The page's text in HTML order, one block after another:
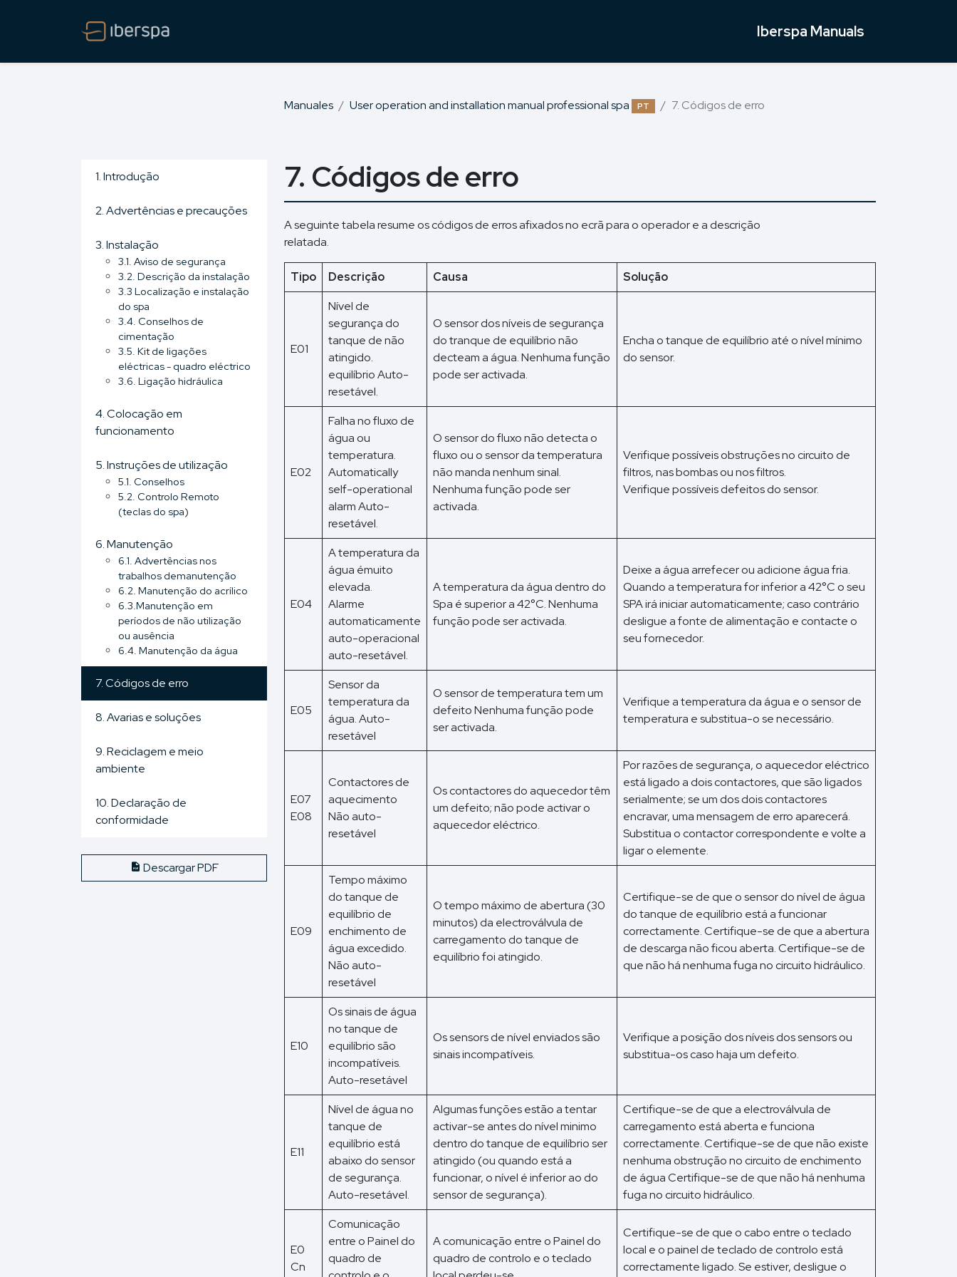
Iberspa Manuals
Manuales User operation and installation manual professional spa PT 7. Códigos de erro
1. Introdução
2. Advertências e precauções
3. Instalação
3.1. Aviso de segurança
3.2. Descrição da instalação
3.3 Localização e instalação
do spa
3.4. Conselhos de
cimentação
3.5. Kit de ligações
eléctricas - quadro eléctrico
3.6. Ligação hidráulica
4. Colocação em
funcionamento
5. Instruções de utilização
5.1. Conselhos
5.2. Controlo Remoto
(teclas do spa)
6. Manutenção
6.1. Advertências nos
trabalhos demanutenção
6.2. Manutenção do acrílico
6.3.Manutenção em
períodos de não utilização
ou ausência
6.4. Manutenção da água
7. Códigos de erro
8. Avarias e soluções
9. Reciclagem e meio
ambiente
10. Declaração de
conformidade
Descargar PDF
7. Códigos de erro
A seguinte tabela resume os códigos de erros afixados no ecrã para o operador e a descrição
relatada.
Tipo Descrição Causa Solução
E01
Nível de
segurança do
tanque de não
atingido.
equilíbrio Auto-
resetável.
O sensor dos níveis de segurança
do tranque de equilíbrio não
decteam a água. Nenhuma função
pode ser activada.
Encha o tanque de equilíbrio até o nível mínimo
do sensor.
E02
Falha no fluxo de
água ou
temperatura.
Automatically
self-operational
alarm Auto-
resetável.
O sensor do fluxo não detecta o
fluxo ou o sensor da temperatura
não manda nenhum sinal.
Nenhuma função pode ser
activada.
Verifique possíveis obstruções no circuito de
filtros, nas bombas ou nos filtros.
Verifique possíveis defeitos do sensor.
E04
A temperatura da
água émuito
elevada.
Alarme
automaticamente
auto-operacional
auto-resetável.
A temperatura da água dentro do
Spa é superior a 42°C. Nenhuma
função pode ser activada.
Deixe a água arrefecer ou adicione água fria.
Quando a temperatura for inferior a 42°C o seu
SPA irá iniciar automaticamente; caso contrário
desligue a fonte de alimentação e contacte o
seu fornecedor.
E05
Sensor da
temperatura da
água. Auto-
resetável
O sensor de temperatura tem um
defeito Nenhuma função pode
ser activada.
Verifique a temperatura da água e o sensor de
temperatura e substitua-o se necessário.
E07
E08
Contactores de
aquecimento
Não auto-
resetável
Os contactores do aquecedor têm
um defeito; não pode activar o
aquecedor eléctrico.
Por razões de segurança, o aquecedor eléctrico
está ligado a dois contactores, que são ligados
serialmente; se um dos dois contactores
encravar, uma mensagem de erro aparecerá.
Substitua o contactor correspondente e volte a
ligar o elemente.
E09
Tempo máximo
do tanque de
equilíbrio de
enchimento de
água excedido.
Não auto-
resetável
O tempo máximo de abertura (30
minutos) da electroválvula de
carregamento do tanque de
equilíbrio foi atingido.
Certifique-se de que o sensor do nível de água
do tanque de equilíbrio está a funcionar
correctamente. Certifique-se de que a abertura
de descarga não ficou aberta. Certifique-se de
que não há nenhuma fuga no circuito hidráulico.
E10
Os sinais de água
no tanque de
equilíbrio são
incompatíveis.
Auto-resetável
Os sensors de nível enviados são
sinais incompatíveis.
Verifique a posição dos níveis dos sensors ou
substitua-os caso haja um defeito.
E11
Nível de água no
tanque de
equilíbrio está
abaixo do sensor
de segurança.
Auto-resetável.
Algumas funções estão a tentar
activar-se antes do nível minimo
dentro do tanque de equilíbrio ser
atingido (ou quando está a
funcionar, o nível é inferior ao do
sensor de segurança).
Certifique-se de que a electroválvula de
carregamento está aberta e funciona
correctamente. Certifique-se de que não existe
nenhuma obstrução no circuito de enchimento
de água Certifique-se de que não há nenhuma
fuga no circuito hidráulico.
E0
Cn
Comunicação
entre o Painel do
quadro de
A comunicação entre o Painel do
quadro de controlo e o teclado
Certifique-se de que o cabo entre o teclado
local e o painel de teclado de controlo está
correctamente ligado. Se estiver, desligue o